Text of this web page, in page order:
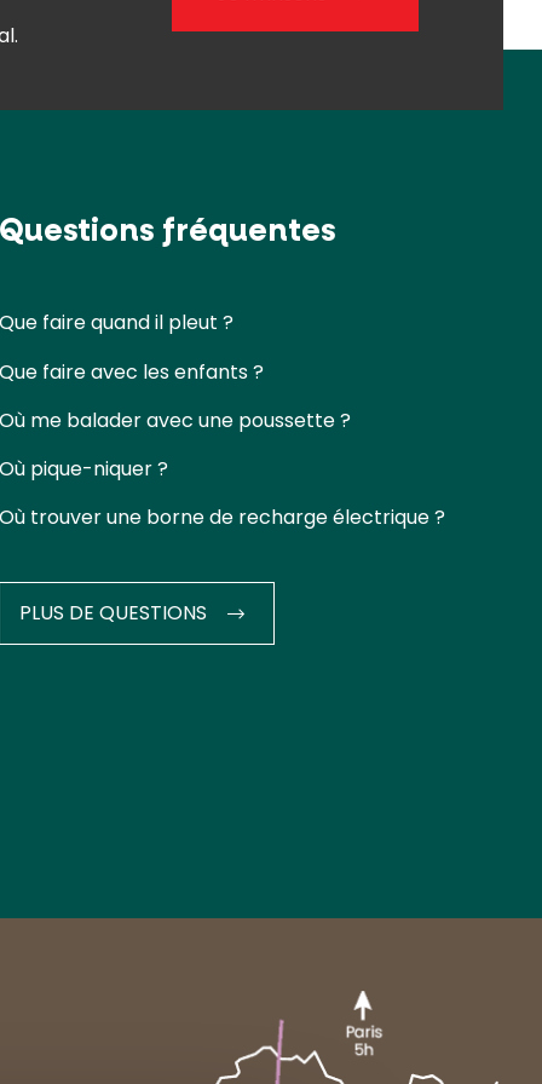
Questions fréquentes
Que faire quand il pleut ?
Que faire avec les enfants ?
Où me balader avec une poussette ?
Où pique-niquer ?
Où trouver une borne de recharge électrique ?
PLUS DE QUESTIONS